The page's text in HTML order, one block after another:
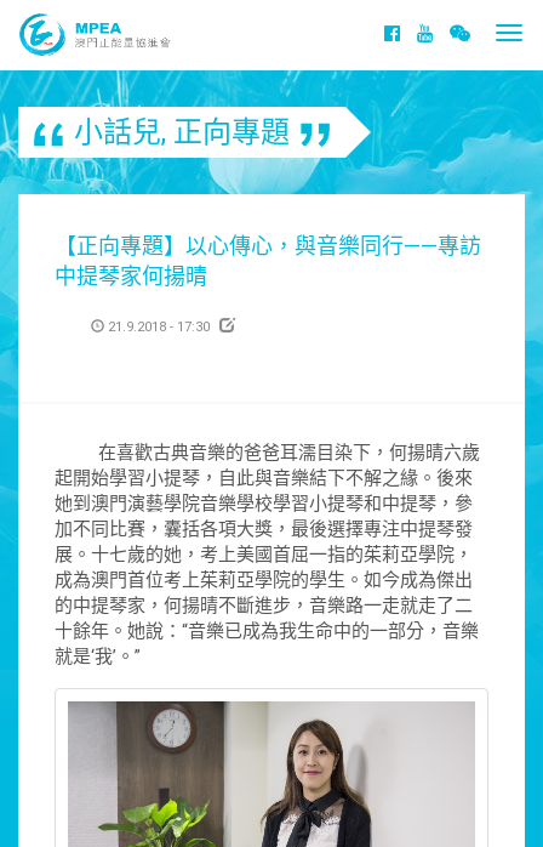
小話兒, 正向專題
【正向專題】以心傳心，與音樂同行——專訪
中提琴家何揚晴
21.9.2018 - 17:30
在喜歡古典音樂的爸爸耳濡目染下，何揚晴六歲
起開始學習小提琴，自此與音樂結下不解之緣。後來
她到澳門演藝學院音樂學校學習小提琴和中提琴，參
加不同比賽，囊括各項大獎，最後選擇專注中提琴發
展。十七歲的她，考上美國首屈一指的茱莉亞學院，
成為澳門首位考上茱莉亞學院的學生。如今成為傑出
的中提琴家，何揚晴不斷進步，音樂路一走就走了二
十餘年。她說：“音樂已成為我生命中的一部分，音樂
就是‘我’。”